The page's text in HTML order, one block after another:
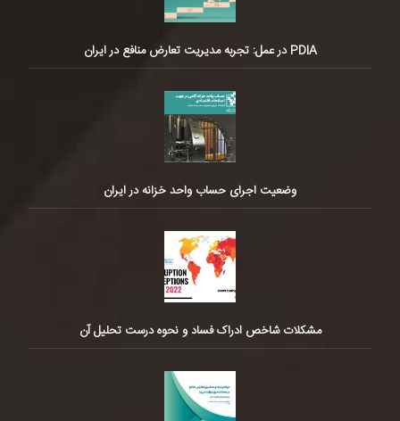
PDIA در عمل: تجربه مدیریت تعارض منافع در ایران
وضعیت اجرای حساب واحد خزانه در ایران
مشکلات شاخص ادراک فساد و نحوه درست تحلیل آن